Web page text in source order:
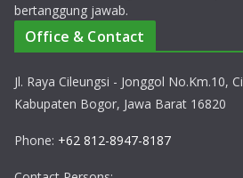
bertanggung jawab.
Office & Contact
Jl. Raya Cileungsi - Jonggol No.Km.10,
Kabupaten Bogor, Jawa Barat 16820
Phone: +62 812-8947-8187